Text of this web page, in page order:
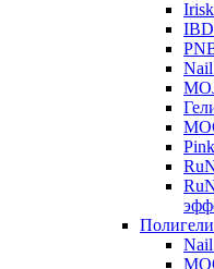
IBD
Полигели